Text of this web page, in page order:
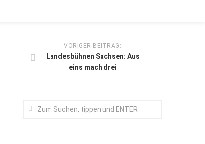
VORIGER BEITRAG:
Landesbühnen Sachsen: Aus
eins mach drei